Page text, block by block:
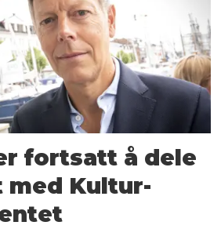
fortsatt å dele
med Kultur­